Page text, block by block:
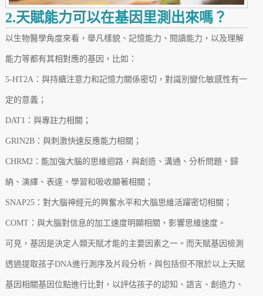
2.天賦能力可以在基因里測出來嗎？
以生物醫學角度來看，舉凡樣貌、記憶能力、閱讀能力，以及理解
能力等都有其相對應的基因，比如：
5-HT2A：與持續注意力和記憶力關係密切，對識別變化敏感性有一
定的意義；
DAT1：與專註力相關；
GRIN2B：與刺激快速反應能力相關；
CHRM2：能加強大腦的思維迴路，與創造、溝通、分析問題、歸
納、演繹、表達、學習和吸收顯著相關；
SNAP25：對大腦神經元的興奮水平和大腦思維活躍密切相關；
COMT：與大腦對信息的加工速度明顯相關，影響思維速度。
可見，基因是決定人類天賦才能的主要因素之一。而天賦基因檢測
透過提取孩子DNA進行測序及片段分析，與包括但不限於以上天賦
基因相關基因位點進行比對，以評估孩子的認知、語言、創造力、